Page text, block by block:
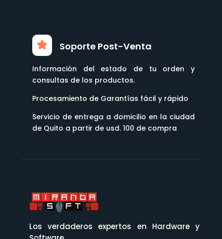
Soporte Post-Venta
Información del estado de tu orden y
consultas de los productos.
Procesamiento de Garantías fácil y rápido
Servicio de entrega a domicilio en la ciudad
de Quito a partir de usd. 100 de compra
Los verdaderos expertos en Hardware y
Software